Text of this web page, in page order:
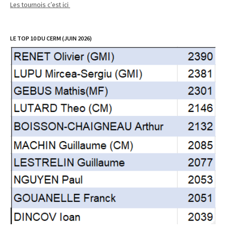
Les tournois c’est ici
LE TOP 10 DU CERM (JUIN 2026)